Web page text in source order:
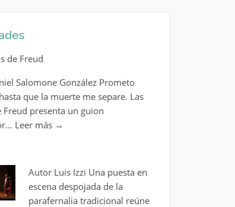
de Freud
Salomone González Prometo
que la muerte me separe. Las
Freud presenta un guion
Leer más →
Autor Luis Izzi Una puesta en
escena despojada de la
parafernalia tradicional reúne